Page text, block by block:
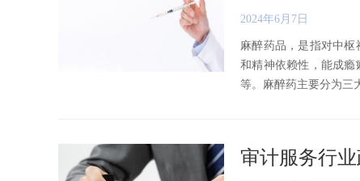
2024年6月7日
麻醉药品，是指对中
和精神依赖性，能成
等。麻醉药主要分为三
审计服务行